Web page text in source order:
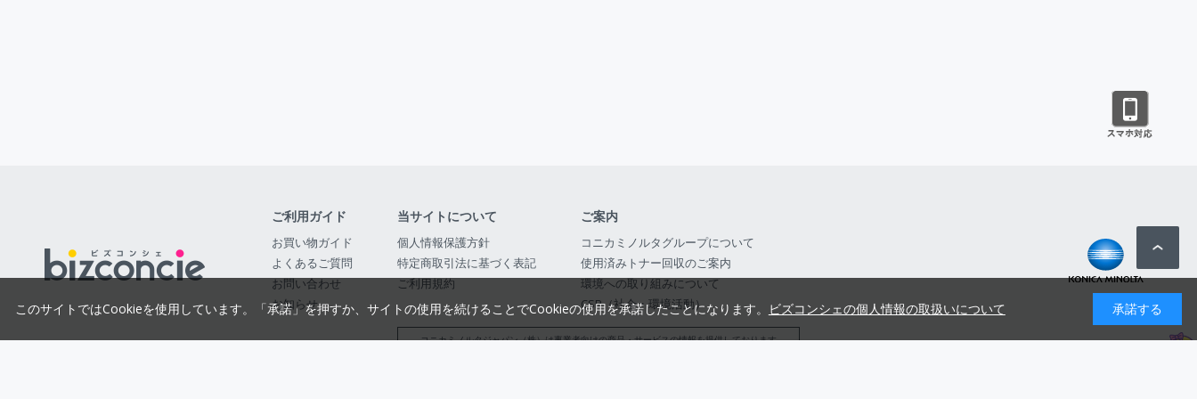
ご利用ガイド
お買い物ガイド
よくあるご質問
お問い合わせ
お知らせ
当サイトについて
個人情報保護方針
特定商取引法に基づく表記
ご利用規約
ご案内
コニカミノルタグループについて
使用済みトナー回収のご案内
環境への取り組みについて
CSR（社会・環境活動）
コニカミノルタジャパン（株）は事業者向けの商品・サービスの情報を提供しております
このサイトではCookieを使用しています。「承諾」を押すか、サイトの使用を続けることでCookieの使用を承諾したことになります。 ビズコンシェの個人情報の取扱いについて 承諾する